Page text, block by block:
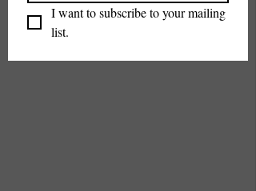
I want to subscribe to your mailing
list.